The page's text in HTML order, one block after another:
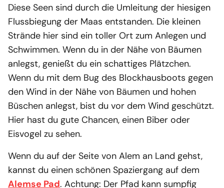
Diese Seen sind durch die Umleitung der hiesigen
Flussbiegung der Maas entstanden. Die kleinen
Strände hier sind ein toller Ort zum Anlegen und
Schwimmen. Wenn du in der Nähe von Bäumen
anlegst, genießt du ein schattiges Plätzchen.
Wenn du mit dem Bug des Blockhausboots gegen
den Wind in der Nähe von Bäumen und hohen
Büschen anlegst, bist du vor dem Wind geschützt.
Hier hast du gute Chancen, einen Biber oder
Eisvogel zu sehen.
Wenn du auf der Seite von Alem an Land gehst,
kannst du einen schönen Spaziergang auf dem
Alemse Pad. Achtung: Der Pfad kann sumpfig